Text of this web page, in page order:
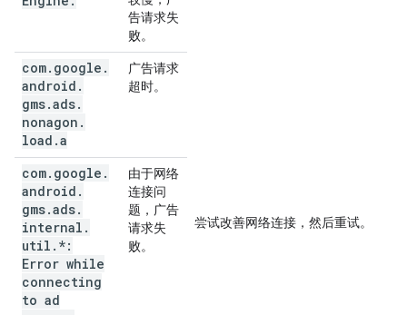
告请求失
败。
尝试改善网络连接，然后重试。
com. google .
android .
gms.ads.
nonagon .
load .a
广告请求
超时。
com. google .
android .
gms.ads.
internal .
util . *:
Error while
connecting
to ad
由于网络
连接问
题，广告
请求失
败。